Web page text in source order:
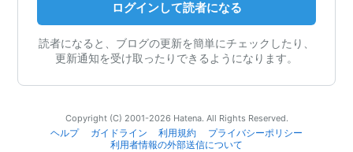
ログインして読者になる
読者になると、ブログの更新を簡単にチェックしたり、
更新通知を受け取ったりできるようになります。
Copyright (C) 2001-2026 Hatena. All Rights Reserved.
ヘルプ
ガイドライン 利用規約
プライバシーポリシー
利用者情報の外部送信について